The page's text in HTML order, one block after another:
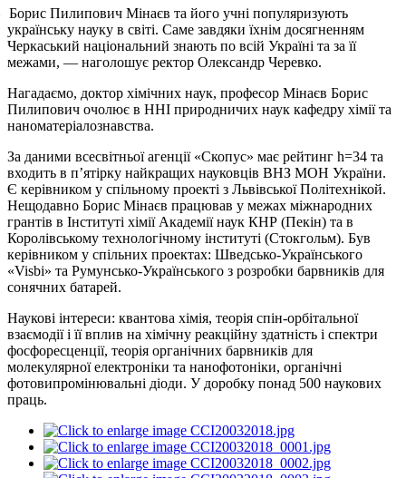
Борис Пилипович Мінаєв та його учні популяризують
українську науку в світі. Саме завдяки їхнім досягненням
Черкаський національний знають по всій Україні та за її
межами, — наголошує ректор Олександр Черевко.
Нагадаємо, доктор хімічних наук, професор Мінаєв Борис
Пилипович очолює в ННІ природничих наук кафедру хімії та
наноматеріалознавства.
За даними всесвітньої агенції «Скопус» має рейтинг h=34 та
входить в п’ятірку найкращих науковців ВНЗ МОН України.
Є керівником у спільному проекті з Львівської Політехнікой.
Нещодавно Борис Мінаєв працював у межах міжнародних
грантів в Інституті хімії Академії наук КНР (Пекін) та в
Королівському технологічному інституті (Стокгольм). Був
керівником у спільних проектах: Шведсько-Українського
«Visbі» та Румунсько-Українського з розробки барвників для
сонячних батарей.
Наукові інтереси: квантова хімія, теорія спін-орбітальної
взаємодії і її вплив на хімічну реакційну здатність і спектри
фосфоресценції, теорія органічних барвників для
молекулярної електроніки та нанофотоніки, органічні
фотовипромінювальні діоди. У доробку понад 500 наукових
праць.